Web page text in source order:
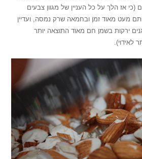
אז הלך על כל העניין של מגוון צבעים
מעט מאוד זמן ובחמאה שרק נמסה, ועדיין
ירקות בשמן חם מאוד התוצאה יותר
לאידוי).